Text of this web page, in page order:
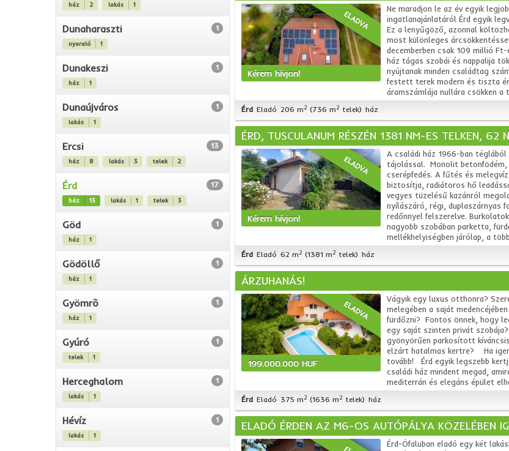
ház 2 lakás 1
Dunaharaszti 1
nyaraló 1
Dunakeszi 1
ház 1
Dunaújváros 1
lakás 1
Ercsi 13
ház 8 lakás 3 telek 2
Érd 17
ház 13 lakás 1 telek 3
Göd 1
ház 1
Gödöllő 1
ház 1
Gyömrõ 1
ház 1
Gyúró 1
telek 1
Herceghalom 1
lakás 1
Hévíz 1
lakás 1
ELADVA
Kérem hívjon!
Ne maradjon le az év egyik
ingatlanajánlatáról Érd egyik
Ez a lenyűgöző, azonnal
most különleges
decemberben csak 109 millió
ház tágas szobái és nappalija
nyújtanak minden családtag
festett terek modern és tiszta
áramszámlája nullára csökken a
Érd Eladó 206 m2 (736 m2 telek) ház
ÉRD, TUSCULANUM RÉSZÉN 1381 NM-ES TELKEN,
ELADVA
Kérem hívjon!
A családi ház 1966-ban
tájolással. Monolit
cserépfedés. A fűtés és
biztosítja, radiátoros hő
vegyes tüzelésű kazánról
nyílászáró, régi, duplaszárnyas
redőnnyel felszerelve.
nagyobb szobában parketta,
mellékhelyiségben járólap, a
Érd Eladó 62 m2 (1381 m2 telek) ház
ÁRZUHANÁS!
ELADVA
199.000.000 HUF
Vágyik egy luxus otthonra?
melegében a saját
fürdőzni? Fontos önnek, hogy
egy saját szinten privát
gyönyörűen parkosított
elzárt hatalmas kertre? Ha
tovább! Érd egyik legszebb
családi ház mindent megad,
mediterrán és elegáns épület
Érd Eladó 375 m2 (1636 m2 telek) ház
ELADÓ ÉRDEN AZ M6-OS AUTÓPÁLYA KÖZELÉBEN
Érd-Ófaluban eladó egy két